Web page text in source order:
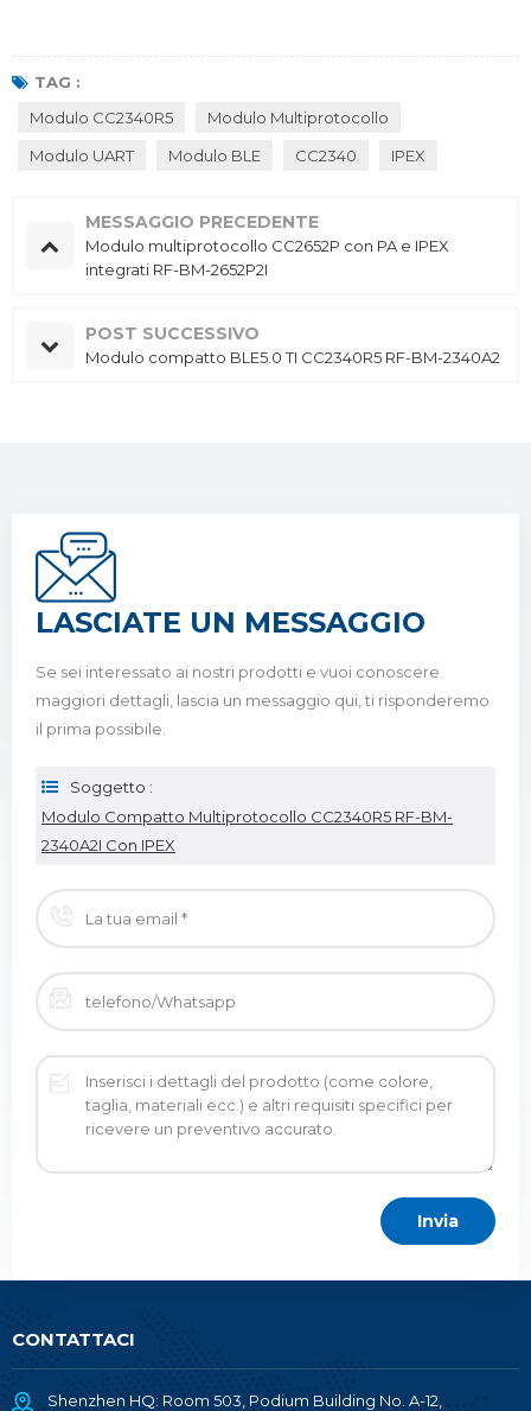
TAG :
Modulo CC2340R5
Modulo Multiprotocollo
Modulo UART
Modulo BLE CC2340 IPEX
MESSAGGIO PRECEDENTE
Modulo multiprotocollo CC2652P con PA e IPEX
integrati RF-BM-2652P2I
POST SUCCESSIVO
Modulo compatto BLE5.0 TI CC2340R5 RF-BM-2340A2
LASCIATE UN MESSAGGIO
Se sei interessato ai nostri prodotti e vuoi conoscere
maggiori dettagli, lascia un messaggio qui, ti risponderemo
il prima possibile.
Soggetto :
Modulo Compatto Multiprotocollo CC2340R5 RF-BM-
2340A2I Con IPEX
CONTATTACI
Shenzhen HQ: Room 503, Podium Building No. A-12,